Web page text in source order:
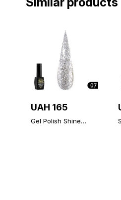
UAH 165
Gel Polish Shine